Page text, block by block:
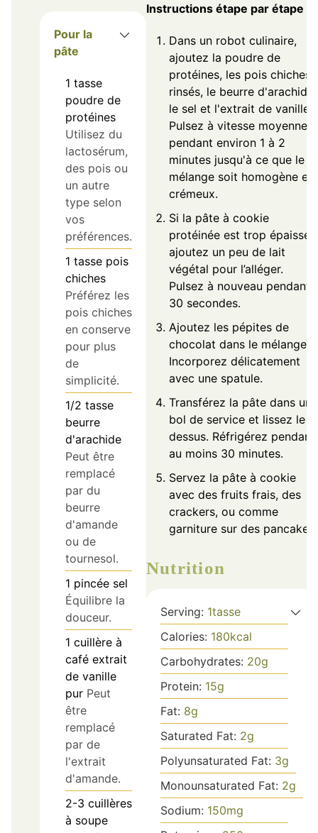
Pour la
pâte
1 tasse
poudre de
protéines
Utilisez du
lactosérum,
des pois ou
un autre
type selon
vos
préférences.
1 tasse pois
chiches
Préférez les
pois chiches
en conserve
pour plus
de
simplicité.
1/2 tasse
beurre
d'arachide
Peut être
remplacé
par du
beurre
d'amande
ou de
tournesol.
1 pincée sel
Équilibre la
douceur.
1 cuillère à
café extrait
de vanille
pur Peut
être
remplacé
par de
l'extrait
d'amande.
2-3 cuillères
à soupe
Instructions étape par étape
Dans un robot culinaire,
ajoutez la poudre de
protéines, les pois chiches
rinsés, le beurre d'arachide,
le sel et l'extrait de vanille.
Pulsez à vitesse moyenne
pendant environ 1 à 2
minutes jusqu'à ce que le
mélange soit homogène et
crémeux.
Si la pâte à cookie
protéinée est trop épaisse,
ajoutez un peu de lait
végétal pour l’alléger.
Pulsez à nouveau pendant
30 secondes.
Ajoutez les pépites de
chocolat dans le mélange.
Incorporez délicatement
avec une spatule.
Transférez la pâte dans un
bol de service et lissez le
dessus. Réfrigérez pendant
au moins 30 minutes.
Servez la pâte à cookie
avec des fruits frais, des
crackers, ou comme
garniture sur des pancakes.
Nutrition
Serving: 1tasse
Calories: 180kcal
Carbohydrates: 20g
Protein: 15g
Fat: 8g
Saturated Fat: 2g
Polyunsaturated Fat: 3g
Monounsaturated Fat: 2g
Sodium: 150mg